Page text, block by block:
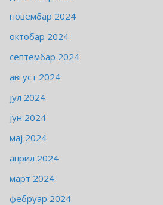
новембар 2024
октобар 2024
септембар 2024
август 2024
јул 2024
јун 2024
мај 2024
април 2024
март 2024
фебруар 2024